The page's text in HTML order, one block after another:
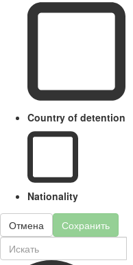
Country of detention
Nationality
Отмена Сохранить